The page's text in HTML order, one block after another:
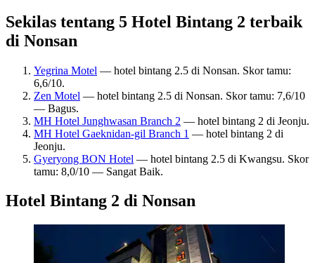
Sekilas tentang 5 Hotel Bintang 2 terbaik
di Nonsan
Yegrina Motel — hotel bintang 2.5 di Nonsan. Skor tamu:
6,6/10.
Zen Motel — hotel bintang 2.5 di Nonsan. Skor tamu: 7,6/10
— Bagus.
MH Hotel Junghwasan Branch 2 — hotel bintang 2 di Jeonju.
MH Hotel Gaeknidan-gil Branch 1 — hotel bintang 2 di
Jeonju.
Gyeryong BON Hotel — hotel bintang 2.5 di Kwangsu. Skor
tamu: 8,0/10 — Sangat Baik.
Hotel Bintang 2 di Nonsan